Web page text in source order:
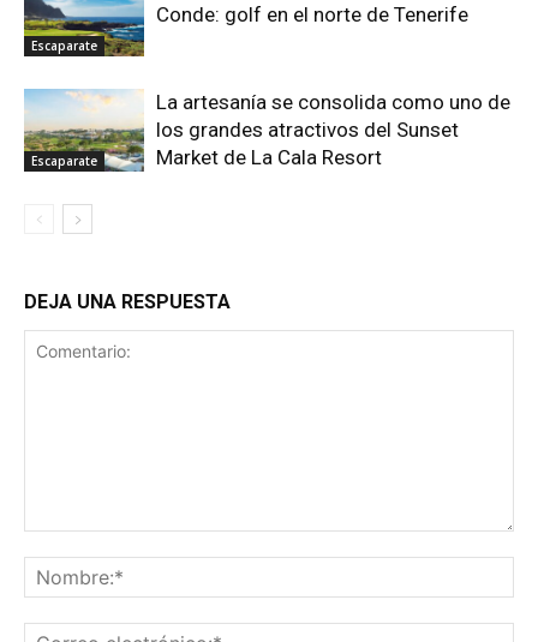
Escaparate
Conde: golf en el norte de Tenerife
Escaparate
La artesanía se consolida como uno de
los grandes atractivos del Sunset
Market de La Cala Resort
DEJA UNA RESPUESTA